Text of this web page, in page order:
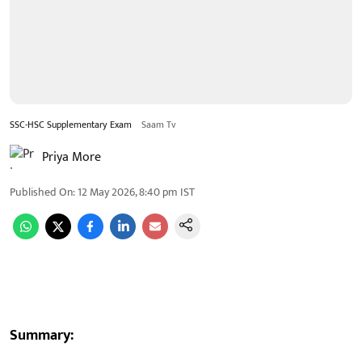
SSC-HSC Supplementary Exam Saam Tv
Priya More
Published On:12 May 2026, 8:40 pm IST
Summary: